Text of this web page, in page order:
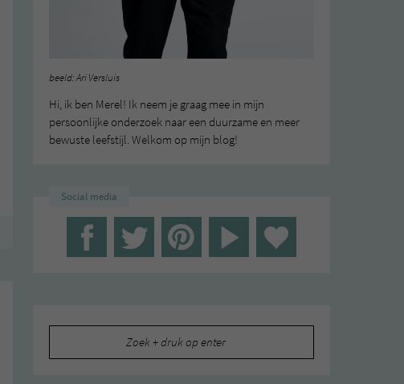
beeld: Ari Versluis
Hi, ik ben Merel! Ik neem je graag mee in mijn
persoonlijke onderzoek naar een duurzame en meer
bewuste leefstijl. Welkom op mijn blog!
Social media